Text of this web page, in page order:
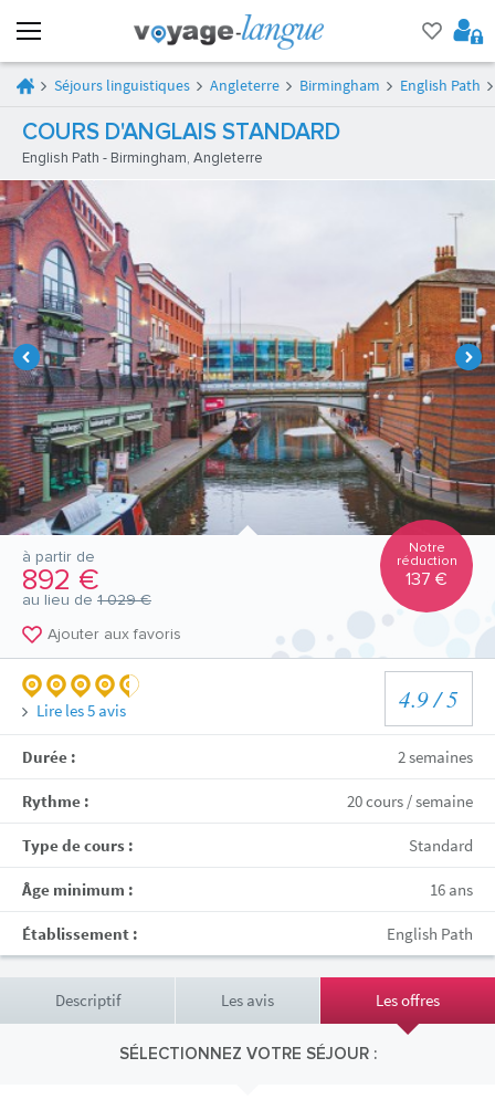
Séjours linguistiques Angleterre Birmingham English Path
COURS D'ANGLAIS STANDARD
English Path - Birmingham, Angleterre
à partir de
892 €
au lieu de 1 029 €
Notre
réduction
137 €
Ajouter aux favoris
4.9/ 5
Lire les5 avis
Durée : 2 semaines
Rythme : 20 cours / semaine
Type de cours : Standard
Âge minimum : 16 ans
Établissement : English Path
Descriptif Les avis Les offres
SÉLECTIONNEZ VOTRE SÉJOUR :